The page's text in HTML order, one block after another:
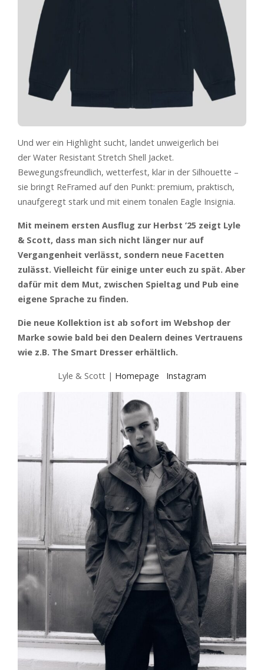
Und wer ein Highlight sucht, landet unweigerlich bei
der Water Resistant Stretch Shell Jacket.
Bewegungsfreundlich, wetterfest, klar in der Silhouette –
sie bringt ReFramed auf den Punkt: premium, praktisch,
unaufgeregt stark und mit einem tonalen Eagle Insignia.
Mit meinem ersten Ausflug zur Herbst ’25 zeigt Lyle
& Scott, dass man sich nicht länger nur auf
Vergangenheit verlässt, sondern neue Facetten
zulässt. Vielleicht für einige unter euch zu spät. Aber
dafür mit dem Mut, zwischen Spieltag und Pub eine
eigene Sprache zu finden.
Die neue Kollektion ist ab sofort im Webshop der
Marke sowie bald bei den Dealern deines Vertrauens
wie z.B. The Smart Dresser erhältlich.
Lyle & Scott | Homepage Instagram